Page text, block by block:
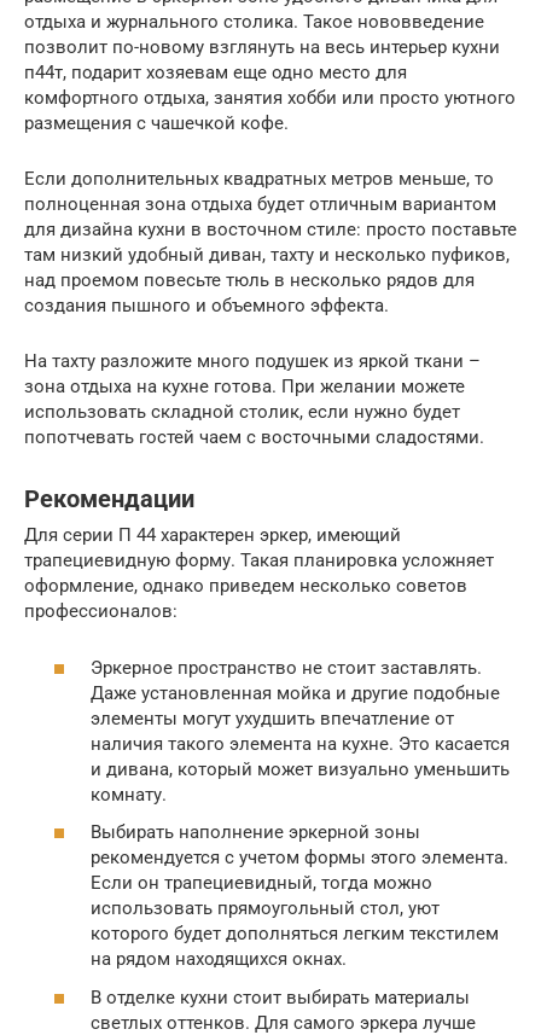
отдыха и журнального столика. Такое нововведение
позволит по-новому взглянуть на весь интерьер кухни
п44т, подарит хозяевам еще одно место для
комфортного отдыха, занятия хобби или просто уютного
размещения с чашечкой кофе.
Если дополнительных квадратных метров меньше, то
полноценная зона отдыха будет отличным вариантом
для дизайна кухни в восточном стиле: просто поставьте
там низкий удобный диван, тахту и несколько пуфиков,
над проемом повесьте тюль в несколько рядов для
создания пышного и объемного эффекта.
На тахту разложите много подушек из яркой ткани –
зона отдыха на кухне готова. При желании можете
использовать складной столик, если нужно будет
попотчевать гостей чаем с восточными сладостями.
Рекомендации
Для серии П 44 характерен эркер, имеющий
трапециевидную форму. Такая планировка усложняет
оформление, однако приведем несколько советов
профессионалов:
Эркерное пространство не стоит заставлять.
Даже установленная мойка и другие подобные
элементы могут ухудшить впечатление от
наличия такого элемента на кухне. Это касается
и дивана, который может визуально уменьшить
комнату.
Выбирать наполнение эркерной зоны
рекомендуется с учетом формы этого элемента.
Если он трапециевидный, тогда можно
использовать прямоугольный стол, уют
которого будет дополняться легким текстилем
на рядом находящихся окнах.
В отделке кухни стоит выбирать материалы
светлых оттенков. Для самого эркера лучше